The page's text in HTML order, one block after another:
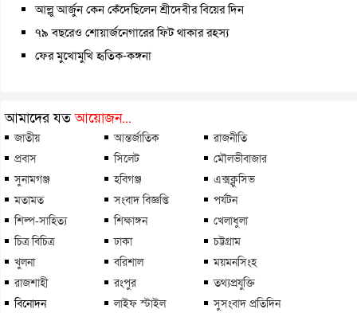
আল্লু আর্জুন কেন কেঁদেছিলেন শ্রীদেবীর বিয়ের দিন
৭৯ বছরেও শোয়ার্জনেগারের ফিট থাকার রহস্য
ফের মুখোমুখি হৃতিক-কঙ্গনা
আমাদের যতআয়োজন...
জাতীয় আন্তর্জাতিক
রাজনীতি
প্রবাস
সিলেট
মৌলভীবাজার
সুনামগঞ্জ
হবিগঞ্জ
এক্সক্লুসিভ
মতামত
সংবাদ বিজ্ঞপ্তি
পর্যটন
শিল্প-সাহিত্য
শিক্ষাঙ্গন
খেলাধুলা
চিত্র বিচিত্র
ঢাকা
চট্টগ্রাম
খুলনা
বরিশাল
ময়মনসিংহ
রাজশাহী
রংপুর
তথ্যপ্রযুক্তি
বিনোদন
লাইফ স্টাইল সুসংবাদ প্রতিদিন